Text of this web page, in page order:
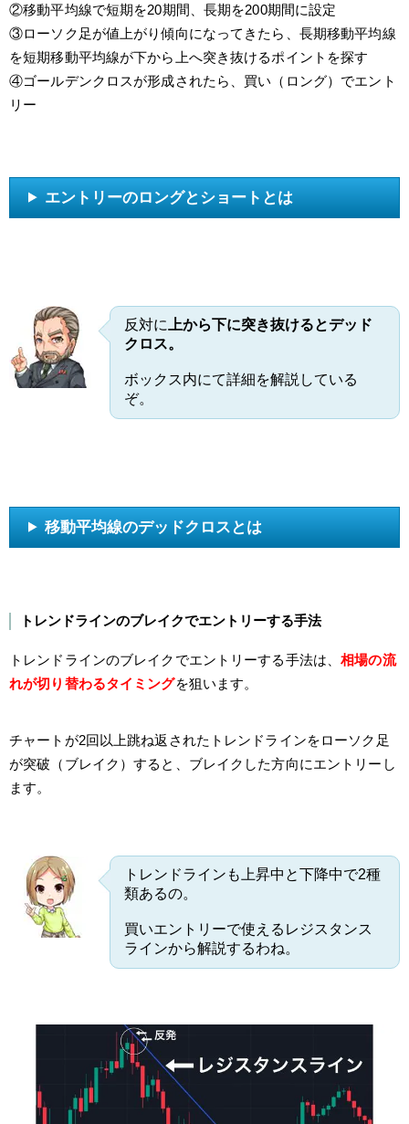
②移動平均線で短期を20期間、長期を200期間に設定
③ローソク足が値上がり傾向になってきたら、長期移動平均線
を短期移動平均線が下から上へ突き抜けるポイントを探す
④ゴールデンクロスが形成されたら、買い（ロング）でエント
リー
エントリーのロングとショートとは
反対に
上から下に突き抜けるとデッド
クロス。
ボックス内にて詳細を解説している
ぞ。
移動平均線のデッドクロスとは
トレンドラインのブレイクでエントリーする手法
トレンドラインのブレイクでエントリーする手法は、相場の流
れが切り替わるタイミングを狙います。
チャートが2回以上跳ね返されたトレンドラインをローソク足
が突破（ブレイク）すると、ブレイクした方向にエントリーし
ます。
トレンドラインも上昇中と下降中で2種
類あるの。
買いエントリーで使えるレジスタンス
ラインから解説するわね。